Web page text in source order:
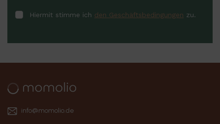
Hiermit stimme ich den Geschäftsbedingungen zu.
info@momolio.de